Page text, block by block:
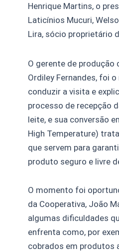
Henrique Martins, o
Laticínios Mucuri,
Lira, sócio proprietário
O gerente de produção
Ordiley Fernandes, foi
conduzir a visita e
processo de recepção
leite, e sua conversão
High Temperature)
que servem para
produto seguro e livre
O momento foi
da Cooperativa, João
algumas dificuldades
enfrenta como, por
cobrados em produtos